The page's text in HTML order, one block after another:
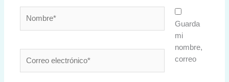
electrónico*
Guarda
mi
nombre,
correo